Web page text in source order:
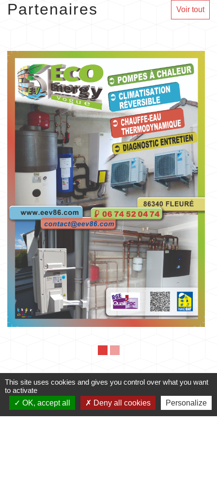
Partenaires Voir tout
Mairie
This site uses cookies and gives you control over what you want
to activate
OK, accept all
Deny all cookies Personalize